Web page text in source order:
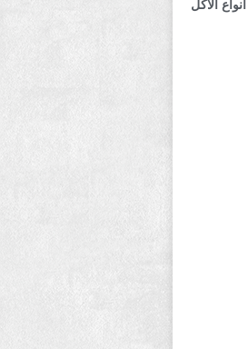
الأكل